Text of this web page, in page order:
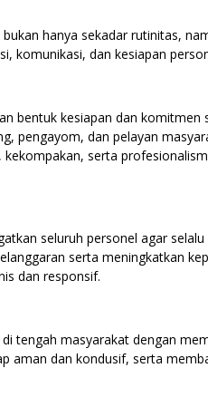
hanya sekadar rutinitas,
komunikasi, dan kesiapan
bentuk kesiapan dan
pengayom, dan pelayan
serta
seluruh personel agar
serta meningkatkan
dan responsif.
tengah masyarakat dengan
aman dan kondusif, serta